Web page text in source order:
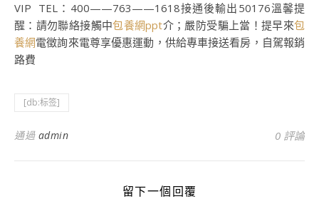
VIP TEL：400——763——1618接通後輸出50176溫馨提
醒：請勿聯絡接觸中包養網ppt介；嚴防受騙上當！提早來包
養網電徵詢來電尊享優惠運動，供給專車接送看房，自駕報銷
路費
[db:标签]
通過 admin 0 評論
留下一個回覆